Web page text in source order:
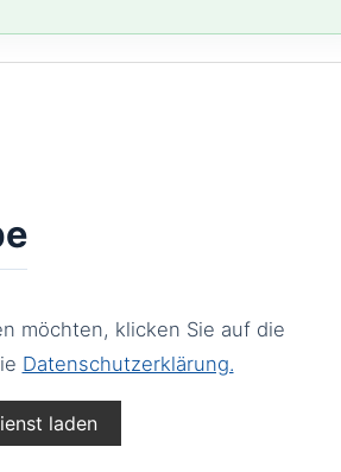
möchten, klicken Sie auf die
Datenschutzerklärung.
laden